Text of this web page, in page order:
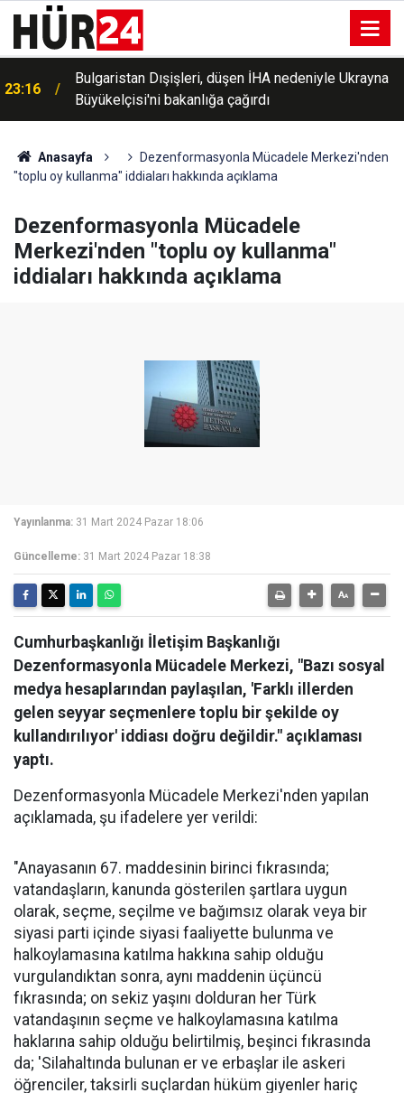
23:16
Bulgaristan Dışişleri, düşen İHA nedeniyle Ukrayna
Büyükelçisi'ni bakanlığa çağırdı
Anasayfa
Dezenformasyonla Mücadele Merkezi'nden
"toplu oy kullanma" iddiaları hakkında açıklama
Dezenformasyonla Mücadele
Merkezi'nden "toplu oy kullanma"
iddiaları hakkında açıklama
Yayınlanma: 31 Mart 2024 Pazar 18:06
Güncelleme: 31 Mart 2024 Pazar 18:38
Cumhurbaşkanlığı İletişim Başkanlığı
Dezenformasyonla Mücadele Merkezi, "Bazı sosyal
medya hesaplarından paylaşılan, 'Farklı illerden
gelen seyyar seçmenlere toplu bir şekilde oy
kullandırılıyor' iddiası doğru değildir." açıklaması
yaptı.
Dezenformasyonla Mücadele Merkezi'nden yapılan
açıklamada, şu ifadelere yer verildi:
"Anayasanın 67. maddesinin birinci fıkrasında;
vatandaşların, kanunda gösterilen şartlara uygun
olarak, seçme, seçilme ve bağımsız olarak veya bir
siyasi parti içinde siyasi faaliyette bulunma ve
halkoylamasına katılma hakkına sahip olduğu
vurgulandıktan sonra, aynı maddenin üçüncü
fıkrasında; on sekiz yaşını dolduran her Türk
vatandaşının seçme ve halkoylamasına katılma
haklarına sahip olduğu belirtilmiş, beşinci fıkrasında
da; 'Silahaltında bulunan er ve erbaşlar ile askeri
öğrenciler, taksirli suçlardan hüküm giyenler hariç